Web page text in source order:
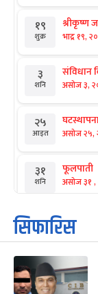
१९
शुक्र
श्रीकृष्ण
भाद्र १९,
३
शनि
संविधान
असोज ३,
२५
आइत असोज २५,
३१
शनि
फूलपाती
असोज ३१ ,
१
आइत
कार्तिक
कार्तिक १,
३
मंगल
महानवमी
कार्तिक ३,
सिफारिस